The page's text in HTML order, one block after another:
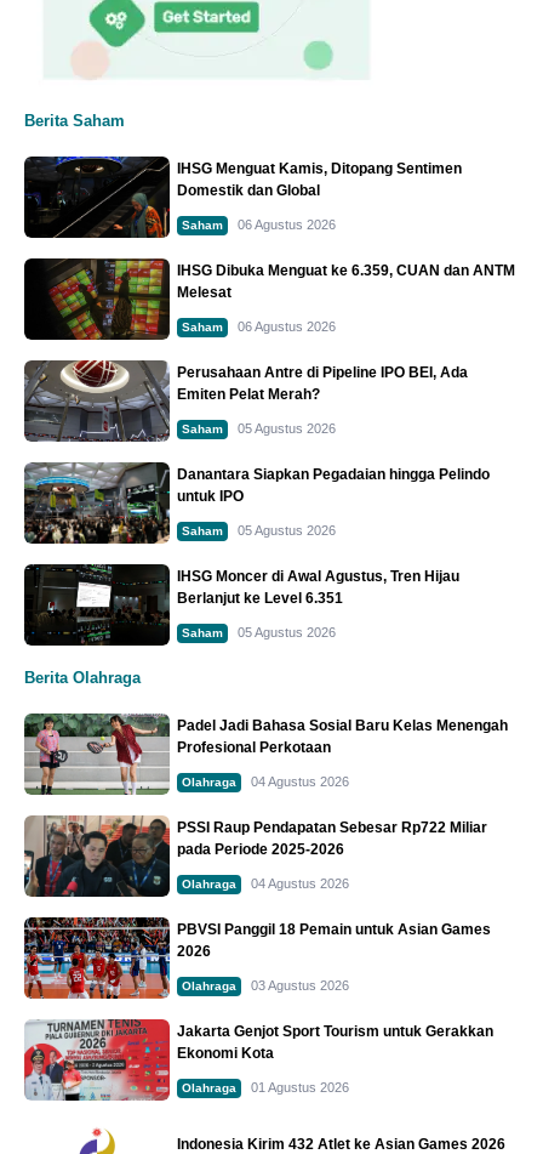
Berita Saham
IHSG Menguat Kamis, Ditopang Sentimen
Domestik dan Global
Saham 06 Agustus 2026
IHSG Dibuka Menguat ke 6.359, CUAN dan ANTM
Melesat
Saham 06 Agustus 2026
Perusahaan Antre di Pipeline IPO BEI, Ada
Emiten Pelat Merah?
Saham 05 Agustus 2026
Danantara Siapkan Pegadaian hingga Pelindo
untuk IPO
Saham 05 Agustus 2026
IHSG Moncer di Awal Agustus, Tren Hijau
Berlanjut ke Level 6.351
Saham 05 Agustus 2026
Berita Olahraga
Padel Jadi Bahasa Sosial Baru Kelas Menengah
Profesional Perkotaan
Olahraga 04 Agustus 2026
PSSI Raup Pendapatan Sebesar Rp722 Miliar
pada Periode 2025-2026
Olahraga 04 Agustus 2026
PBVSI Panggil 18 Pemain untuk Asian Games
2026
Olahraga 03 Agustus 2026
Jakarta Genjot Sport Tourism untuk Gerakkan
Ekonomi Kota
Olahraga 01 Agustus 2026
Indonesia Kirim 432 Atlet ke Asian Games 2026